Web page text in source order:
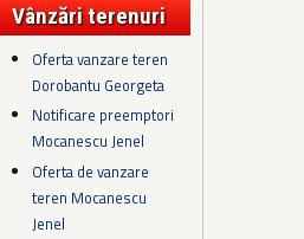
Vânzări terenuri
Oferta vanzare teren
Dorobantu Georgeta
Notificare preemptori
Mocanescu Jenel
Oferta de vanzare
teren Mocanescu
Jenel